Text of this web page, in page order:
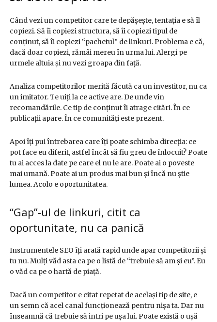
Când vezi un competitor care te depășește, tentația e să îl
copiezi. Să îi copiezi structura, să îi copiezi tipul de
conținut, să îi copiezi “pachetul” de linkuri. Problema e că,
dacă doar copiezi, rămâi mereu în urma lui. Alergi pe
urmele altuia și nu vezi groapa din față.
Analiza competitorilor merită făcută ca un investitor, nu ca
un imitator. Te uiți la ce active are. De unde vin
recomandările. Ce tip de conținut îi atrage citări. În ce
publicații apare. În ce comunități este prezent.
Apoi îți pui întrebarea care îți poate schimba direcția: ce
pot face eu diferit, astfel încât să fiu greu de înlocuit? Poate
tu ai acces la date pe care el nu le are. Poate ai o poveste
mai umană. Poate ai un produs mai bun și încă nu știe
lumea. Acolo e oportunitatea.
“Gap”-ul de linkuri, citit ca
oportunitate, nu ca panică
Instrumentele SEO îți arată rapid unde apar competitorii și
tu nu. Mulți văd asta ca pe o listă de “trebuie să am și eu”. Eu
o văd ca pe o hartă de piață.
Dacă un competitor e citat repetat de același tip de site, e
un semn că acel canal funcționează pentru nișa ta. Dar nu
înseamnă că trebuie să intri pe ușa lui. Poate există o ușă